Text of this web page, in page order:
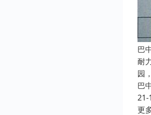
巴
耐
园
巴
21-
更